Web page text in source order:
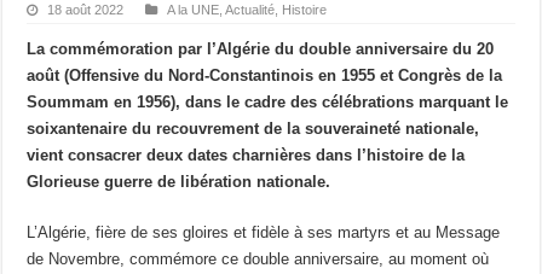
18 août 2022 A la UNE ,Actualité Histoire
La commémoration par l’Algérie du double anniversaire du 20
août (Offensive du Nord-Constantinois en 1955 et Congrès de la
Soummam en 1956), dans le cadre des célébrations marquant le
soixantenaire du recouvrement de la souveraineté nationale,
vient consacrer deux dates charnières dans l’histoire de la
Glorieuse guerre de libération nationale.
L’Algérie, fière de ses gloires et fidèle à ses martyrs et au Message
de Novembre, commémore ce double anniversaire, au moment où